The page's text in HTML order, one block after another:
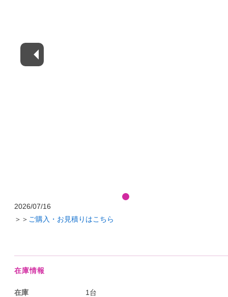
2026/07/16
＞＞ ご購入・お見積りはこちら
在庫情報
在庫 1台